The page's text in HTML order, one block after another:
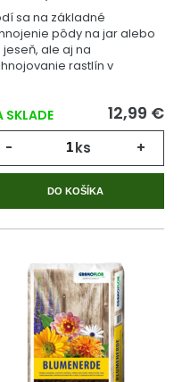
sa na základné
pôdy na jar alebo
jeseň, ale aj na
rastlín v
SKLADE 12,99 €
- ks +
DO KOŠÍKA